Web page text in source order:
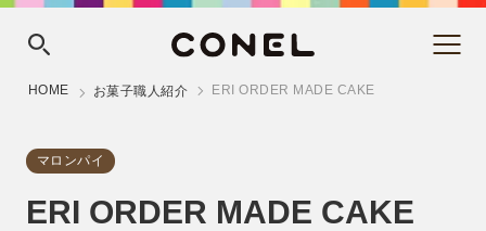
HOME お菓子職人紹介 ERI ORDER MADE CAKE
マロンパイ
ERI ORDER MADE CAKE